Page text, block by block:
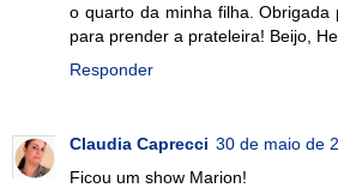
o quarto da minha filha. Obrigada
para prender a prateleira! Beijo,
Responder
Claudia Caprecci 30 de maio de
Ficou um show Marion!